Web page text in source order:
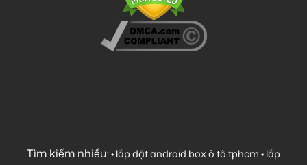
Tìm kiếm nhiều:•lắp đặt android box ô tô tphcm•lắp